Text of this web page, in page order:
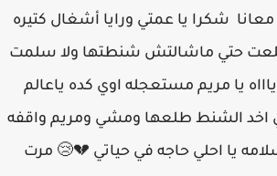
معانا شكرا يا عمتي ورايا أشغال كتيره
حتي ماشالتش شنطتها ولا سلمت
يا مريم مستعجله اوي كده ياعالم
اخد الشنط طلعها ومشي ومريم واقفه
يا احلي حاجه في حياتي 💔😢 مرت